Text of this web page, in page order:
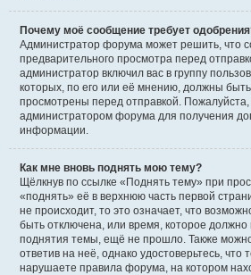
Почему моё сообщение требует
Администратор форума может решить, что
предварительного просмотра перед
администратор включил вас в группу
которых, по его или её мнению, должны
просмотрены перед отправкой. Пожалуйста,
администратором форума для получения
информации.
Как мне вновь поднять мою тему?
Щёлкнув по ссылке «Поднять тему» при
«поднять» её в верхнюю часть первой
не происходит, то это означает, что
быть отключена, или время, которое должно
поднятия темы, ещё не прошло. Также
ответив на неё, однако удостоверьтесь,
нарушаете правила форума, на котором